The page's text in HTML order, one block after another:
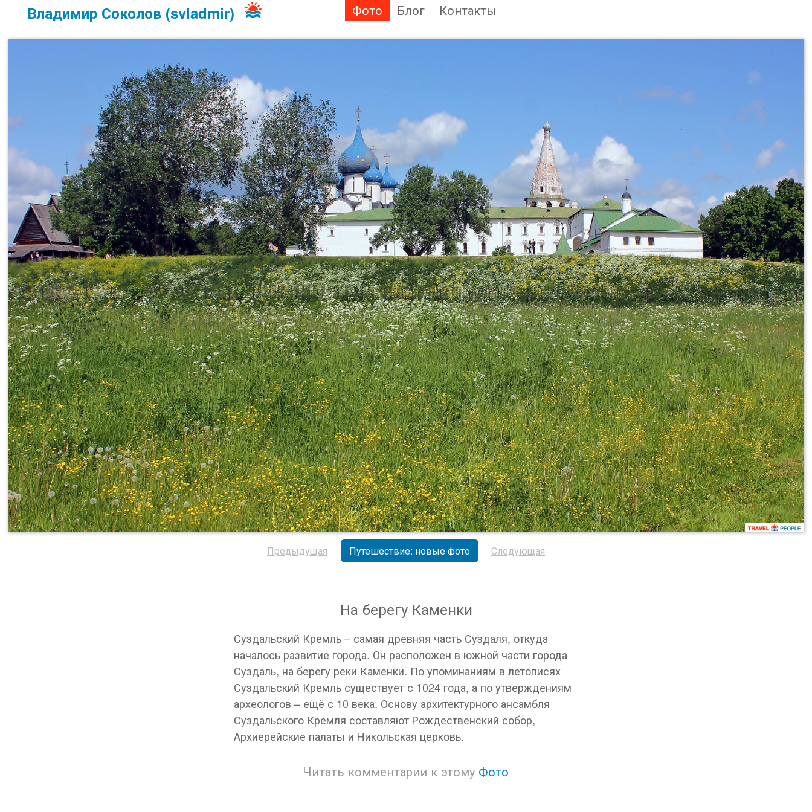
Владимир Соколов (svladmir) Фото Блог Контакты
Предыдущая Путешествие: новые фото Следующая
На берегу Каменки
Суздальский Кремль – самая древняя часть Суздаля, откуда
началось развитие города. Он расположен в южной части города
Суздаль, на берегу реки Каменки. По упоминаниям в летописях
Суздальский Кремль существует с 1024 года, а по утверждениям
археологов – ещё с 10 века. Основу архитектурного ансамбля
Суздальского Кремля составляют Рождественский собор,
Архиерейские палаты и Никольская церковь.
Читать комментарии к этому Фото